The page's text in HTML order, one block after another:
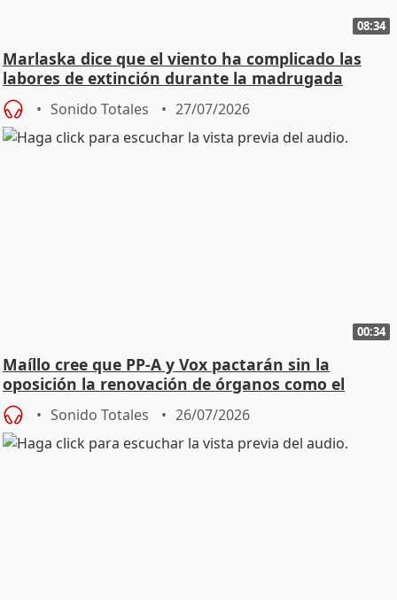
08:34
Marlaska dice que el viento ha complicado las
labores de extinción durante la madrugada
Sonido Totales 27/07/2026
00:34
Maíllo cree que PP-A y Vox pactarán sin la
oposición la renovación de órganos como el
Defensor
Sonido Totales 26/07/2026